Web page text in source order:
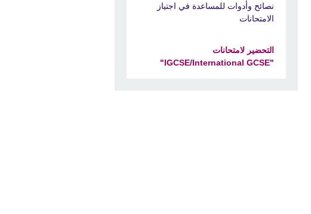
نصائح وأدوات للمساعدة في اجتياز
الامتحانات
التحضير لامتحانات
"IGCSE/International GCSE"